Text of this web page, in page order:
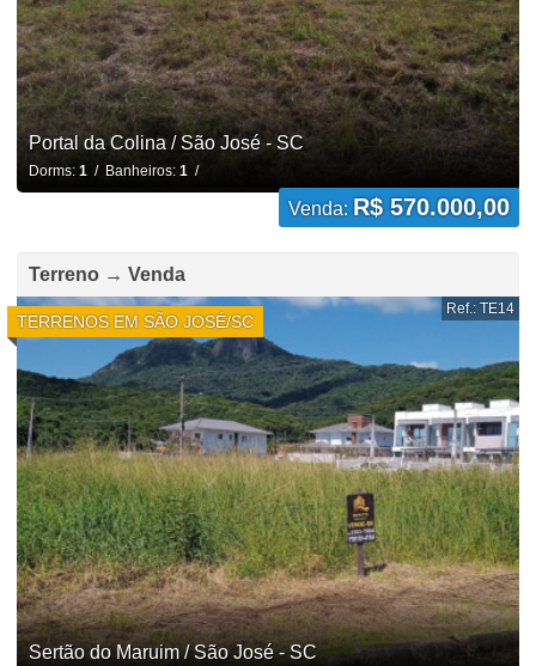
Portal da Colina / São José - SC
Dorms: 1 / Banheiros: 1 /
Venda: R$ 570.000,00
Terreno → Venda
TERRENOS EM SÃO JOSÉ/SC
Ref.: TE14
Sertão do Maruim / São José - SC